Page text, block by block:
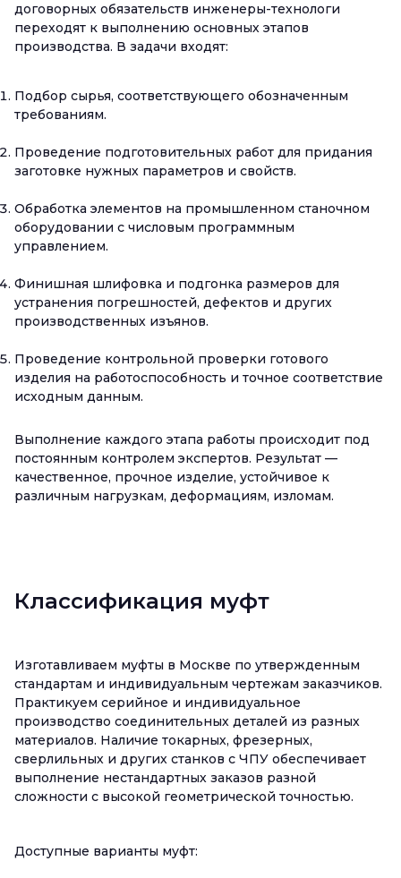
договорных обязательств инженеры-технологи
переходят к выполнению основных этапов
производства. В задачи входят:
Подбор сырья, соответствующего обозначенным
требованиям.
Проведение подготовительных работ для придания
заготовке нужных параметров и свойств.
Обработка элементов на промышленном станочном
оборудовании с числовым программным
управлением.
Финишная шлифовка и подгонка размеров для
устранения погрешностей, дефектов и других
производственных изъянов.
Проведение контрольной проверки готового
изделия на работоспособность и точное соответствие
исходным данным.
Выполнение каждого этапа работы происходит под
постоянным контролем экспертов. Результат —
качественное, прочное изделие, устойчивое к
различным нагрузкам, деформациям, изломам.
Классификация муфт
Изготавливаем муфты в Москве по утвержденным
стандартам и индивидуальным чертежам заказчиков.
Практикуем серийное и индивидуальное
производство соединительных деталей из разных
материалов. Наличие токарных, фрезерных,
сверлильных и других станков с ЧПУ обеспечивает
выполнение нестандартных заказов разной
сложности с высокой геометрической точностью.
Доступные варианты муфт: